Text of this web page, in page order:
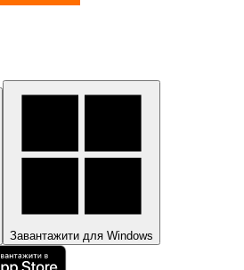
Завантажити для Windows